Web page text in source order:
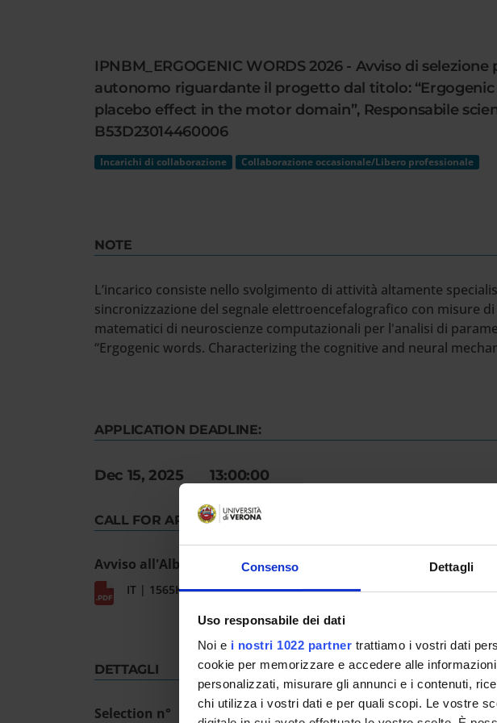
Consenso Dettagli
Uso responsabile dei dati
Noi e i nostri 1022 partner trattiamo i vostri dati
cookie per memorizzare e accedere alle
personalizzati, misurare gli annunci e i contenuti,
chi utilizza i vostri dati e per quali scopi. Le vostre
IPNBM_ERGOGENIC WORDS 2026 - Avviso di
autonomo riguardante il progetto dal titolo:
placebo effect in the motor domain”, Responsabile
B53D23014460006
Incarichi di collaborazione Collaborazione occasionale/Libero professionale
NOTE
L’incarico consiste nello svolgimento di attività altamente
sincronizzazione del segnale elettroencefalografico con misure
matematici di neuroscienze computazionali per l'analisi di
“Ergogenic words. Characterizing the cognitive and neural
APPLICATION DEADLINE:
Dec 15, 2025 13:00:00
CALL FOR APPLICATION
Avviso all'Albo 2415/2025
IT | 1565Kb
DETTAGLI
Selection n°